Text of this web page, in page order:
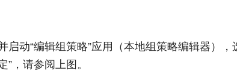
启动“编辑组策略”应用（本地组策略编辑器）
”，请参阅上图。